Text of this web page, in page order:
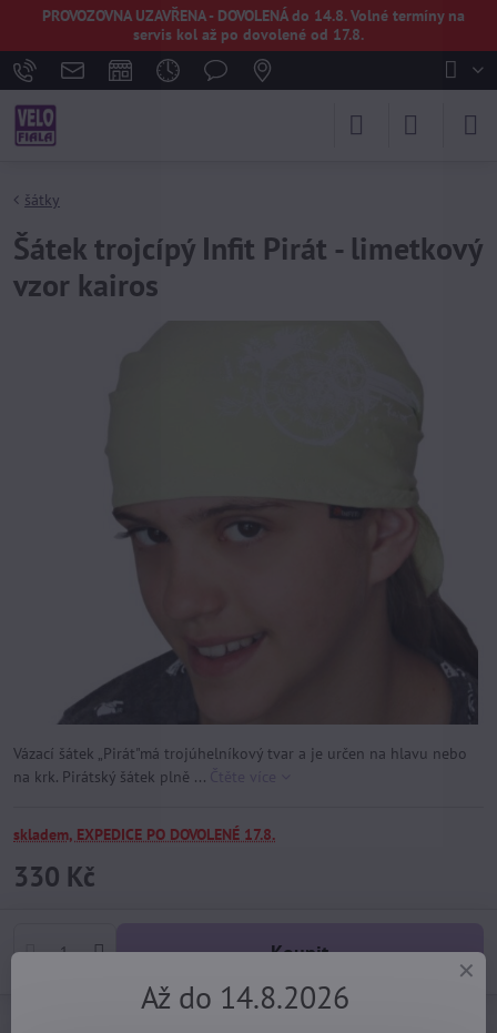
PROVOZOVNA UZAVŘENA - DOVOLENÁ do 14.8. Volné termíny na
servis kol až po dovolené od 17.8.
šátky
Šátek trojcípý Infit Pirát - limetkový
vzor kairos
Vázací šátek „Pirát"má trojúhelníkový tvar a je určen na hlavu nebo
na krk. Pirátský šátek plně ...
skladem, EXPEDICE PO DOVOLENÉ 17.8.
330 Kč
Koupit
Až do 14.8.2026